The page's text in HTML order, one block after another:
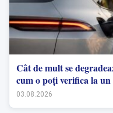
Cât de mult se
cum o poți verifica la
03.08.2026